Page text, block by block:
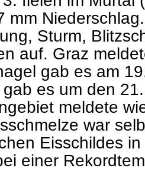
mm
Sturm,
auf. Graz
gab es am
es um den
meldete
war
Eisschildes
einer